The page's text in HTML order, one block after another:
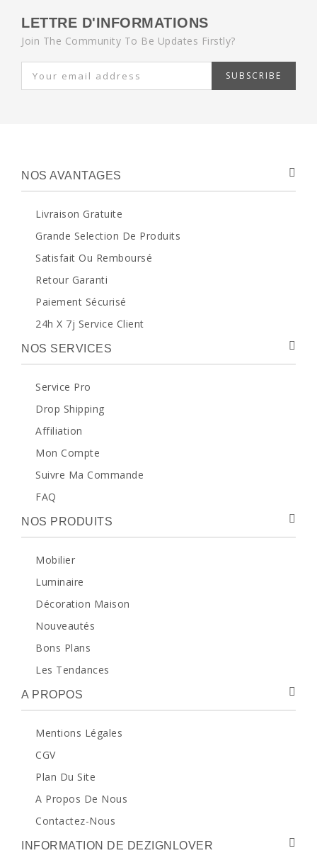
LETTRE D'INFORMATIONS
Join The Community To Be Updates Firstly?
SUBSCRIBE
NOS AVANTAGES
Livraison Gratuite
Grande Selection De Produits
Satisfait Ou Remboursé
Retour Garanti
Paiement Sécurisé
24h X 7j Service Client
NOS SERVICES
Service Pro
Drop Shipping
Affiliation
Mon Compte
Suivre Ma Commande
FAQ
NOS PRODUITS
Mobilier
Luminaire
Décoration Maison
Nouveautés
Bons Plans
Les Tendances
A PROPOS
Mentions Légales
CGV
Plan Du Site
A Propos De Nous
Contactez-Nous
INFORMATION DE DEZIGNLOVER